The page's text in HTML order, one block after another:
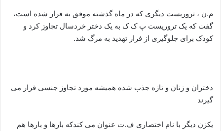
م.ن ، تروریست دیگری که در ماه گذشته موفق به فرار شده است،
گفت که یک تروریست پ ک ک به یک دختر خردسال تجاوز کرد و
کودک برای جلوگیری از فرار تهدید به مرگ شد.
دختران و زنان و تازه جذب شده همیشه مورد تجاوز جنسی قرار می
گیرند
یکزن دیگر با نام اختصاری ف.ت عنوان می کندکه بارها و بارها هم